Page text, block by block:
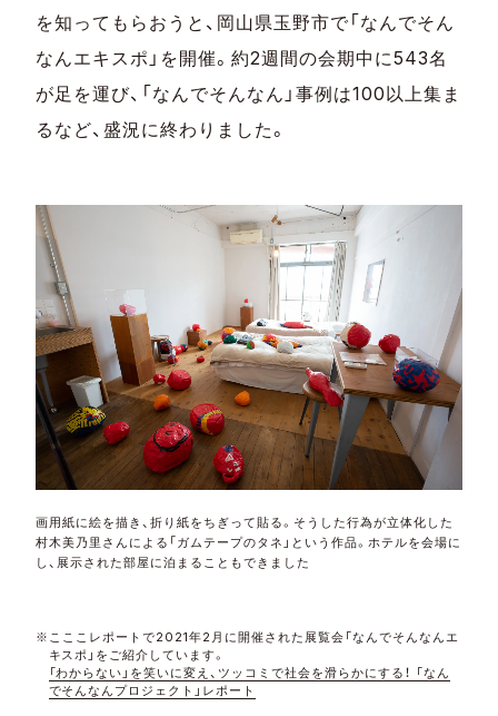
を知ってもらおうと、岡山県玉野市で「なんでそん
なんエキスポ」を開催。約2週間の会期中に543名
が足を運び、「なんでそんなん」事例は100以上集ま
るなど、盛況に終わりました。
画用紙に絵を描き、折り紙をちぎって貼る。そうした行為が立体化した
村木美乃里さんによる「ガムテープのタネ」という作品。ホテルを会場に
し、展示された部屋に泊まることもできました
※ こここレポートで2021年2 月に開催された展覧会「なんでそんなんエ
キスポ」をご紹介しています。
「わからない」を笑いに変え、ツッコミで社会を滑らかにする！ 「なん
でそんなんプロジェクト」レポート